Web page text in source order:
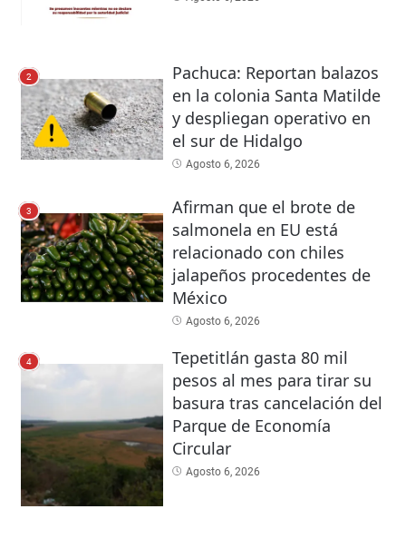
2
Pachuca: Reportan balazos
en la colonia Santa Matilde
y despliegan operativo en
el sur de Hidalgo
Agosto 6, 2026
3
Afirman que el brote de
salmonela en EU está
relacionado con chiles
jalapeños procedentes de
México
Agosto 6, 2026
4
Tepetitlán gasta 80 mil
pesos al mes para tirar su
basura tras cancelación del
Parque de Economía
Circular
Agosto 6, 2026